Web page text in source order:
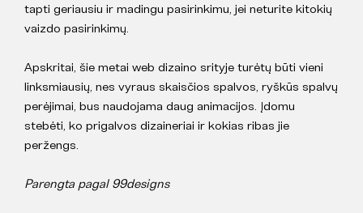
tapti geriausiu ir madingu pasirinkimu, jei neturite kitokių
vaizdo pasirinkimų.
Apskritai, šie metai web dizaino srityje turėtų būti vieni
linksmiausių, nes vyraus skaisčios spalvos, ryškūs spalvų
perėjimai, bus naudojama daug animacijos. Įdomu
stebėti, ko prigalvos dizaineriai ir kokias ribas jie
peržengs.
Parengta pagal 99designs